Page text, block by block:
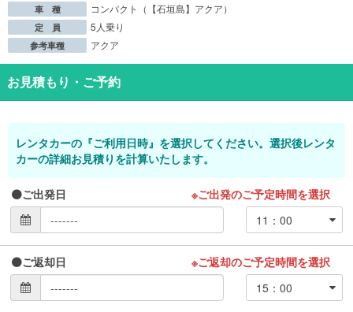
車 種 コンパクト（【石垣島】アクア）
定 員 5人乗り
参考車種 アクア
お見積もり・ご予約
レンタカーの『ご利用日時』を選択してください。選択後レンタ
カーの詳細お見積りを計算いたします。
ご出発日 ※ご出発のご予定時間を選択
ご返却日 ※ご返却のご予定時間を選択